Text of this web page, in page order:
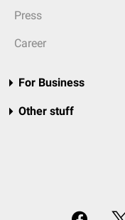
Press
Career
For Business
Other stuff